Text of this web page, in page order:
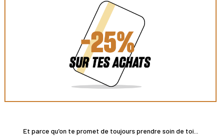
Et parce qu'on te promet de toujours prendre soin de toi...